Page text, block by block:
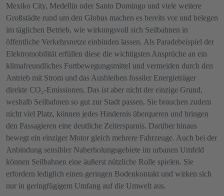
Mexiko City, Medellin oder Santo Domingo und viele weitere
Großstädte rund um den Globus machen es bereits vor und belegen
im täglichen Betrieb, wie wirkungsvoll sich Seilbahnen in
öffentliche Verkehrsnetze einbinden lassen. Als Paradebeispiel der
Elektromobilität erfüllen diese die wichtigsten Ansprüche an ein
klimafreundliches Fortbewegungsmittel und vermeiden durch den
Antrieb mit Strom und das Ausbleiben fossiler Energieträger
direkte CO₂-Emissionen. Das ist aber nicht der einzige Grund,
weshalb Seilbahnen so gut zur Stadt passen. Sie brauchen zudem
nicht viel Platz, können jedes Hindernis überqueren und bringen
den Passagieren eine deutliche Zeitersparnis. Darüber hinaus
bewegt ein einziger Motor gleich mehrere Fahrzeuge. Auch bei der
Anbindung sensibler Naherholungsgebiete im urbanen Umfeld
können Seilbahnen eine äußerst nützliche Rolle spielen. Sie
erfordern lediglich einen geringen Bodenkontakt und wirken sich
nur in geringfügigem Umfang auf die Umwelt aus.